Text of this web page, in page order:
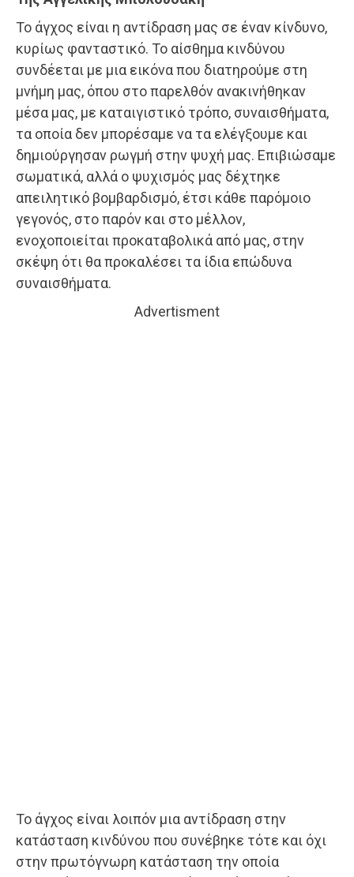
Το άγχος είναι η αντίδραση μας σε έναν κίνδυνο,
κυρίως φανταστικό. Το αίσθημα κινδύνου
συνδέεται με μια εικόνα που διατηρούμε στη
μνήμη μας, όπου στο παρελθόν ανακινήθηκαν
μέσα μας, με καταιγιστικό τρόπο, συναισθήματα,
τα οποία δεν μπορέσαμε να τα ελέγξουμε και
δημιούργησαν ρωγμή στην ψυχή μας. Επιβιώσαμε
σωματικά, αλλά ο ψυχισμός μας δέχτηκε
απειλητικό βομβαρδισμό, έτσι κάθε παρόμοιο
γεγονός, στο παρόν και στο μέλλον,
ενοχοποιείται προκαταβολικά από μας, στην
σκέψη ότι θα προκαλέσει τα ίδια επώδυνα
συναισθήματα.
Advertisment
Το άγχος είναι λοιπόν μια αντίδραση στην
κατάσταση κινδύνου που συνέβηκε τότε και όχι
στην πρωτόγνωρη κατάσταση την οποία